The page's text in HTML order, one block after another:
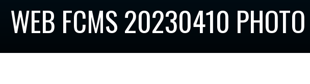
WEB FCMS 20230410